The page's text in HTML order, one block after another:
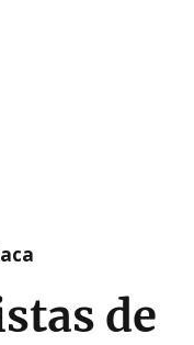
de